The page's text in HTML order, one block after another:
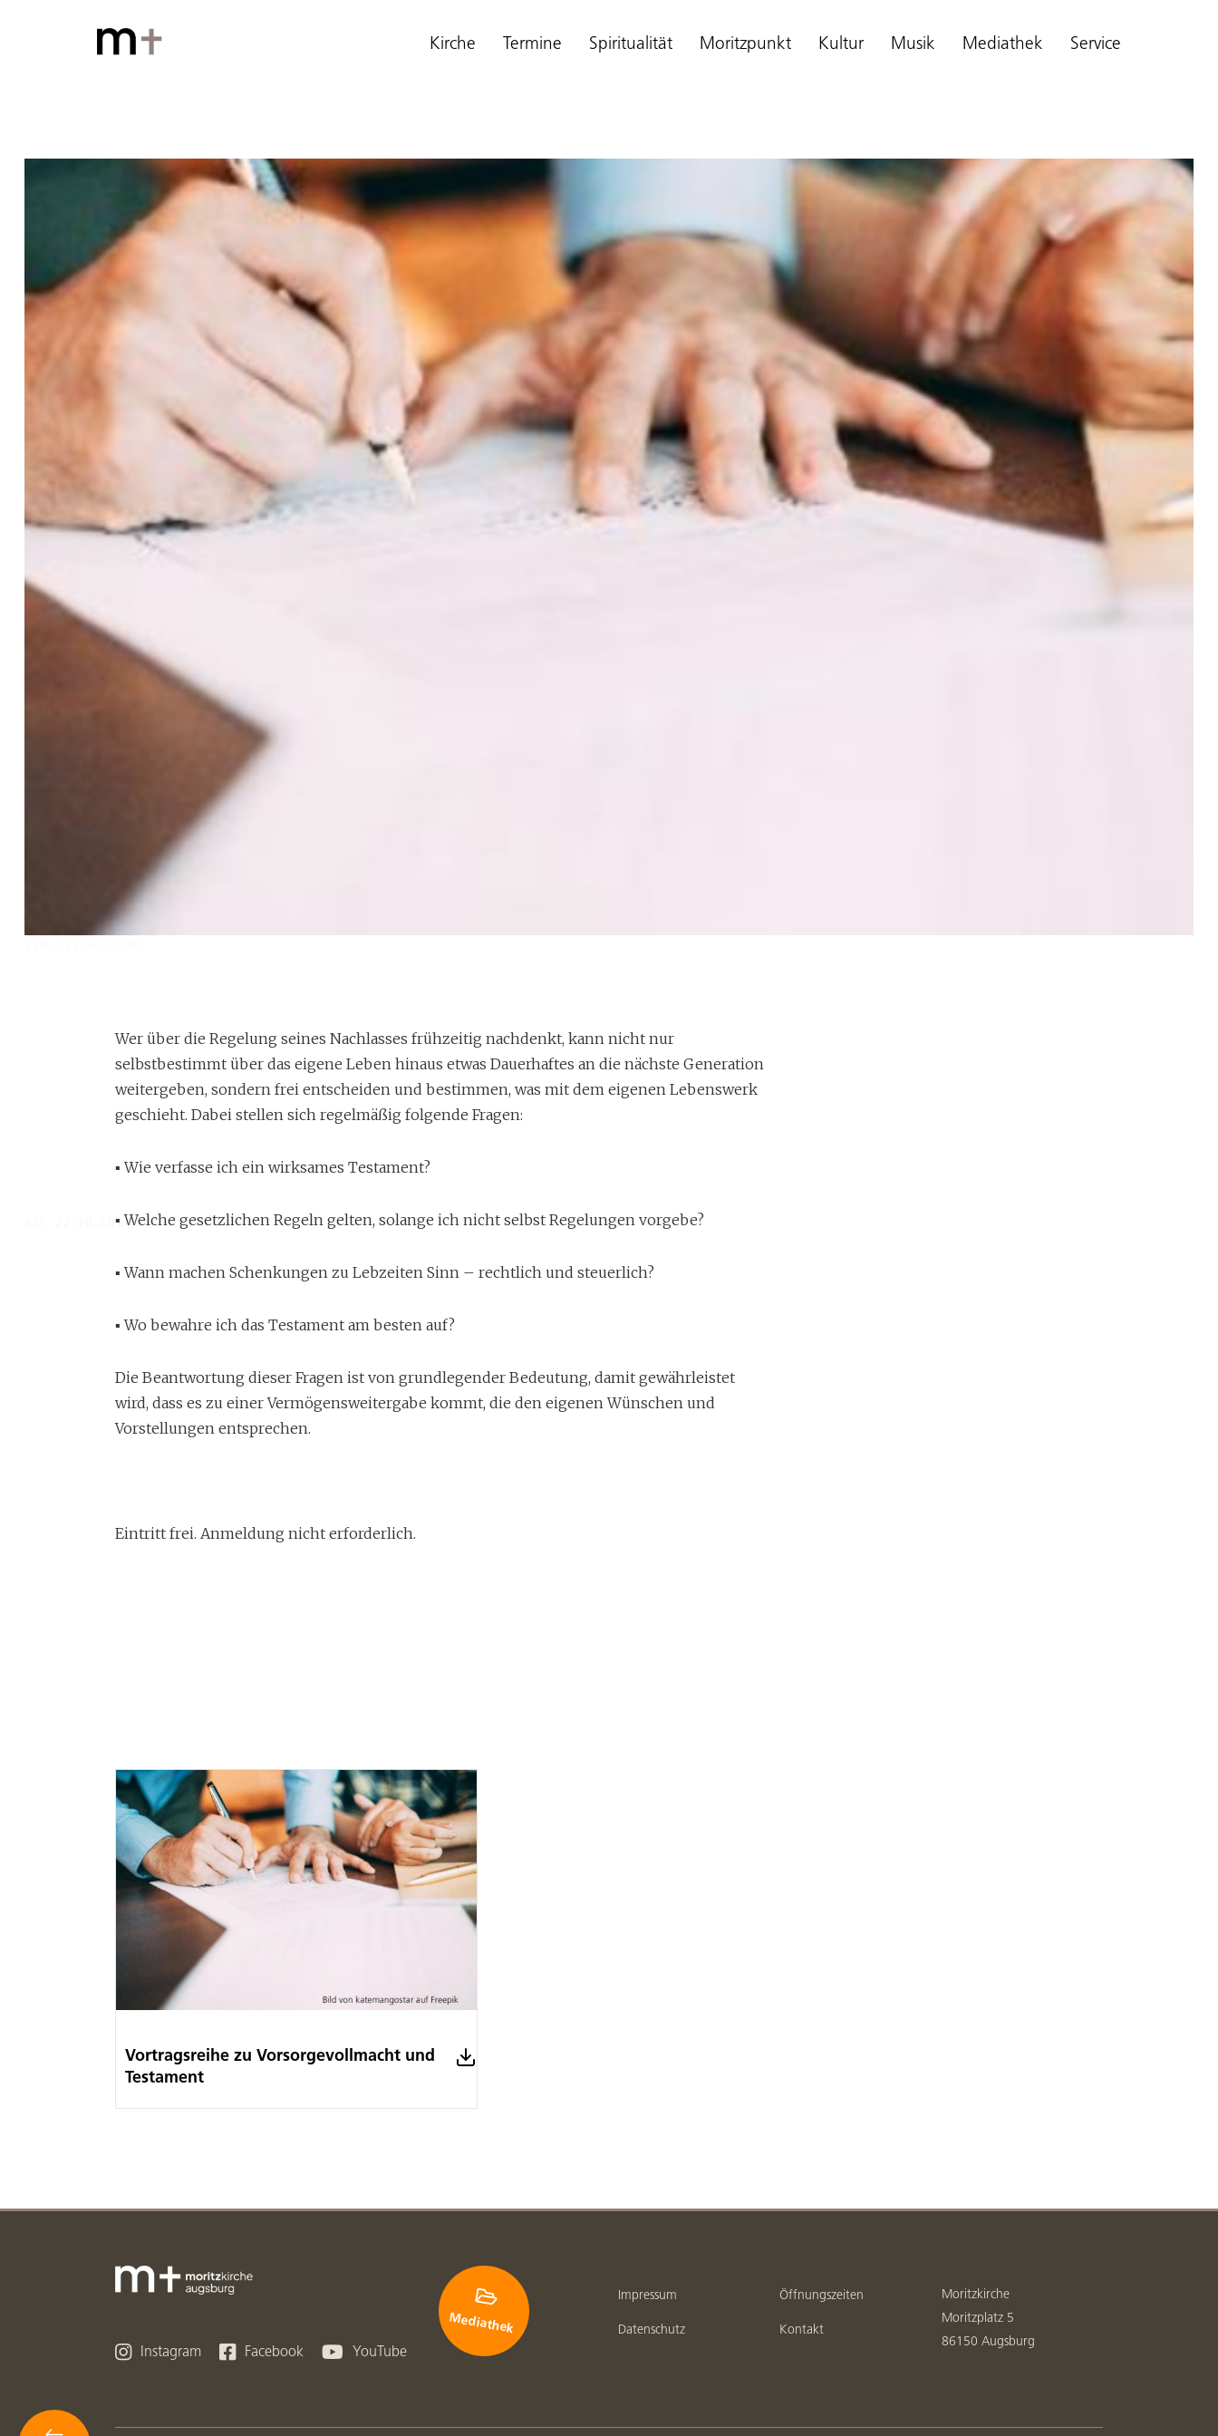
Kirche Termine Spiritualität Moritzpunkt Kultur Musik Mediathek Service
Erbfolge und Testament
über die Bewahrung des Lebenswerks durch letztwillige Verfügungen und lebzeitige
22.10.2024 19:00 UHR
Wer über die Regelung seines Nachlasses frühzeitig nachdenkt, kann nicht nur
selbstbestimmt über das eigene Leben hinaus etwas Dauerhaftes an die nächste Generation
weitergeben, sondern frei entscheiden und bestimmen, was mit dem eigenen Lebenswerk
geschieht. Dabei stellen sich regelmäßig folgende Fragen:
▪ Wie verfasse ich ein wirksames Testament?
▪ Welche gesetzlichen Regeln gelten, solange ich nicht selbst Regelungen vorgebe?
▪ Wann machen Schenkungen zu Lebzeiten Sinn – rechtlich und steuerlich?
▪ Wo bewahre ich das Testament am besten auf?
Die Beantwortung dieser Fragen ist von grundlegender Bedeutung, damit gewährleistet
wird, dass es zu einer Vermögensweitergabe kommt, die den eigenen Wünschen und
Vorstellungen entsprechen.
Eintritt frei. Anmeldung nicht erforderlich.
Vortragsreihe zu Vorsorgevollmacht und
Testament
 Instagram  Facebook  YouTube

Mediathek
Impressum
Datenschutz
Öffnungszeiten
Kontakt
Moritzkirche
Moritzplatz 5
86150 Augsburg